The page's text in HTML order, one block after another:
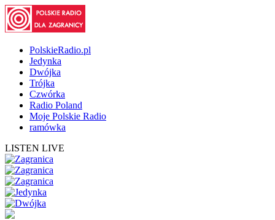
PolskieRadio.pl
Jedynka
Dwójka
Trójka
Czwórka
Radio Poland
Moje Polskie Radio
ramówka
LISTEN LIVE